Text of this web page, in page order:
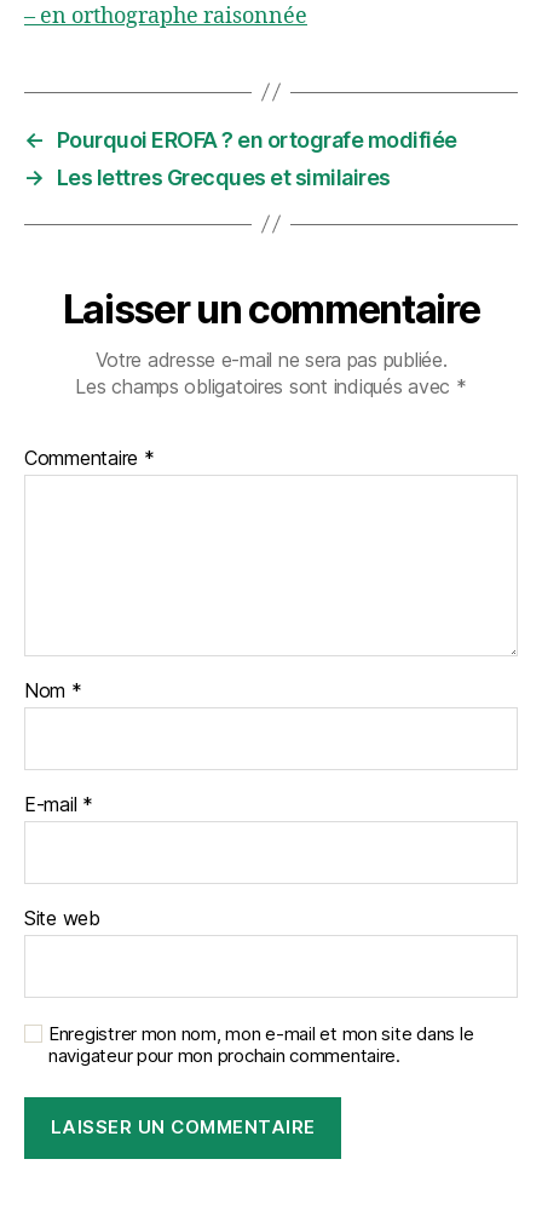
– en orthographe raisonnée
←
Pourquoi EROFA ? en ortografe modifiée
→
Les lettres Grecques et similaires
Laisser un commentaire
Votre adresse e-mail ne sera pas publiée.
Les champs obligatoires sont indiqués avec *
Commentaire *
Nom *
E-mail *
Site web
Enregistrer mon nom, mon e-mail et mon site dans le
navigateur pour mon prochain commentaire.